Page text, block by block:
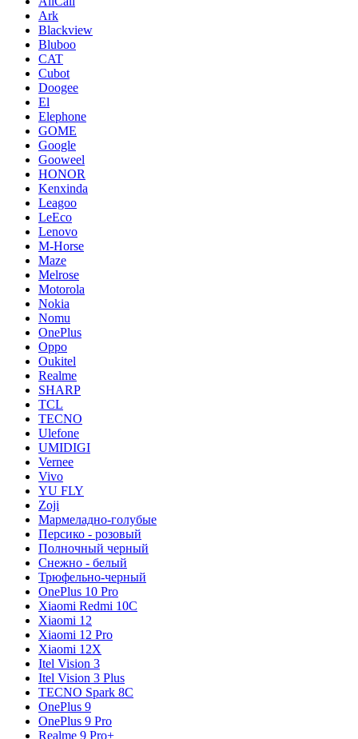
Ark
Blackview
Bluboo
CAT
Cubot
Doogee
El
Elephone
GOME
Google
Gooweel
HONOR
Kenxinda
Leagoo
LeEco
Lenovo
M-Horse
Maze
Melrose
Motorola
Nokia
Nomu
OnePlus
Oppo
Oukitel
Realme
SHARP
TCL
TECNO
Ulefone
UMIDIGI
Vernee
Vivo
YU FLY
Zoji
Мармеладно-голубые
Персико - розовый
Полночный черный
Снежно - белый
Трюфельно-черный
OnePlus 10 Pro
Xiaomi Redmi 10C
Xiaomi 12
Xiaomi 12 Pro
Xiaomi 12X
Itel Vision 3
Itel Vision 3 Plus
TECNO Spark 8C
OnePlus 9
OnePlus 9 Pro
Realme 9 Pro+